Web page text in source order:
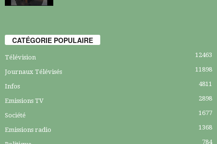
CATÉGORIE POPULAIRE
Télévision 12463
Journaux Télévisés 11898
Infos 4811
Emissions TV 2898
Société 1677
Emissions radio 1368
784